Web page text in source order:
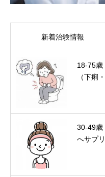
新着治験情報
18-75歳
（下痢・
30-49歳
へサプリ